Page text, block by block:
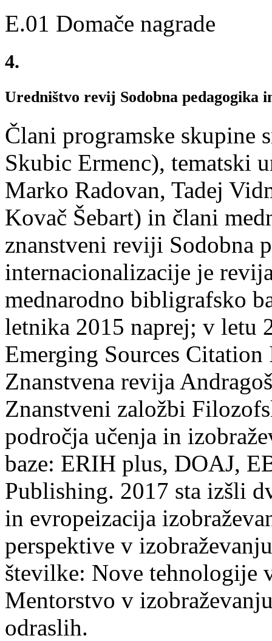
E.01 Domače nagrade
4.
Uredništvo revij Sodobna pedagogika
Člani programske skupine
Skubic Ermenc), tematski
Marko Radovan, Tadej
Kovač Šebart) in člani
znanstveni reviji Sodobna
internacionalizacije je
mednarodno bibligrafsko
letnika 2015 naprej; v letu
Emerging Sources
Znanstvena revija
Znanstveni založbi
področja učenja in
baze: ERIH plus, DOAJ,
Publishing. 2017 sta izšli
in evropeizacija
perspektive v
številke: Nove tehnologije
Mentorstvo v
odraslih.